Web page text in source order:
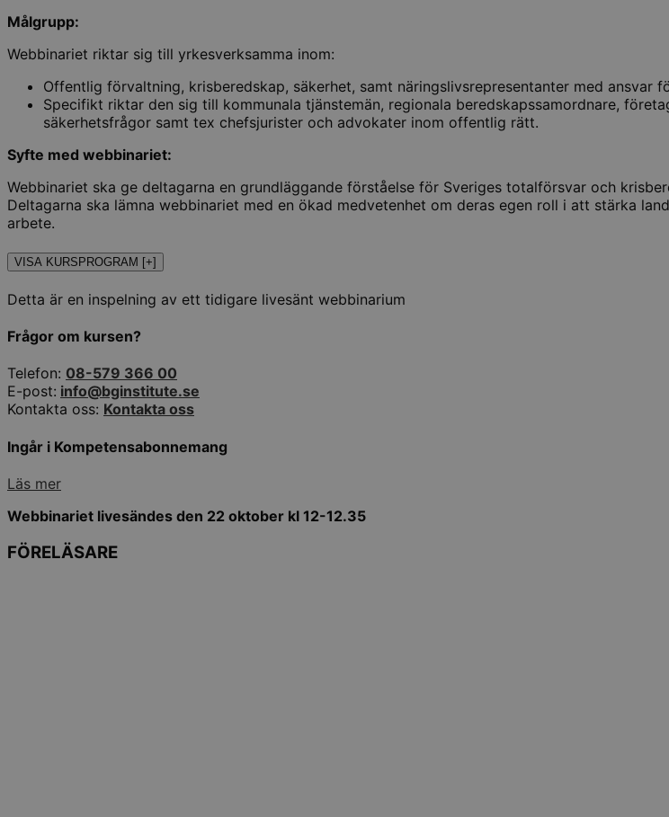
Målgrupp:
Webbinariet riktar sig till yrkesverksamma inom:
Offentlig förvaltning, krisberedskap, säkerhet, samt näringslivsrepresentanter med ansvar
Specifikt riktar den sig till kommunala tjänstemän, regionala beredskapssamordnare,
säkerhetsfrågor samt tex chefsjurister och advokater inom offentlig rätt.
Syfte med webbinariet:
Webbinariet ska ge deltagarna en grundläggande förståelse för Sveriges totalförsvar och
Deltagarna ska lämna webbinariet med en ökad medvetenhet om deras egen roll i att stärka
arbete.
VISA KURSPROGRAM [+]
Detta är en inspelning av ett tidigare livesänt webbinarium
Frågor om kursen?
Telefon: 08-579 366 00
E-post: info@bginstitute.se
Kontakta oss: Kontakta oss
Ingår i Kompetensabonnemang
Läs mer
Webbinariet livesändes den 22 oktober kl 12-12.35
FÖRELÄSARE